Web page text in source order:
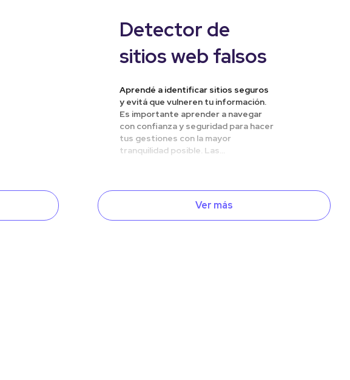
Detector de
sitios web falsos
Aprendé a identificar sitios seguros
y evitá que vulneren tu información.
Es importante aprender a navegar
con confianza y seguridad para hacer
tus gestiones con la mayor
tranquilidad posible. Las...
Ver más